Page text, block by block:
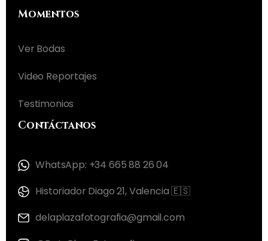
Momentos
Ver Bodas
Video Reportajes
Testimonios
Contáctanos
WhatsApp: +34 665 88 26 04
Historiador Diago 21, Valencia 🇪🇸
delaplazafotografia@gmail.com